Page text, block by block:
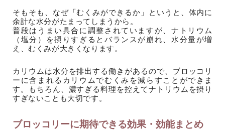
そもそも、なぜ「むくみができるか」というと、体内に
余計な水分がたまってしまうから。
普段はうまい具合に調整されていますが、ナトリウム
（塩分）を摂りすぎるとバランスが崩れ、水分量が増
え、むくみが大きくなります。
カリウムは水分を排出する働きがあるので、ブロッコリ
ーに含まれるカリウムでむくみを減らすことができま
す。もちろん、濃すぎる料理を控えてナトリウムを摂り
すぎないことも大切です。
ブロッコリーに期待できる効果・効能まとめ